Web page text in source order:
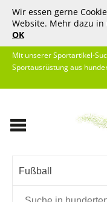
Wir essen gerne
Website. Mehr dazu in
OK
Mit unserer Sportartikel-
Sportausrüstung aus
Fußball